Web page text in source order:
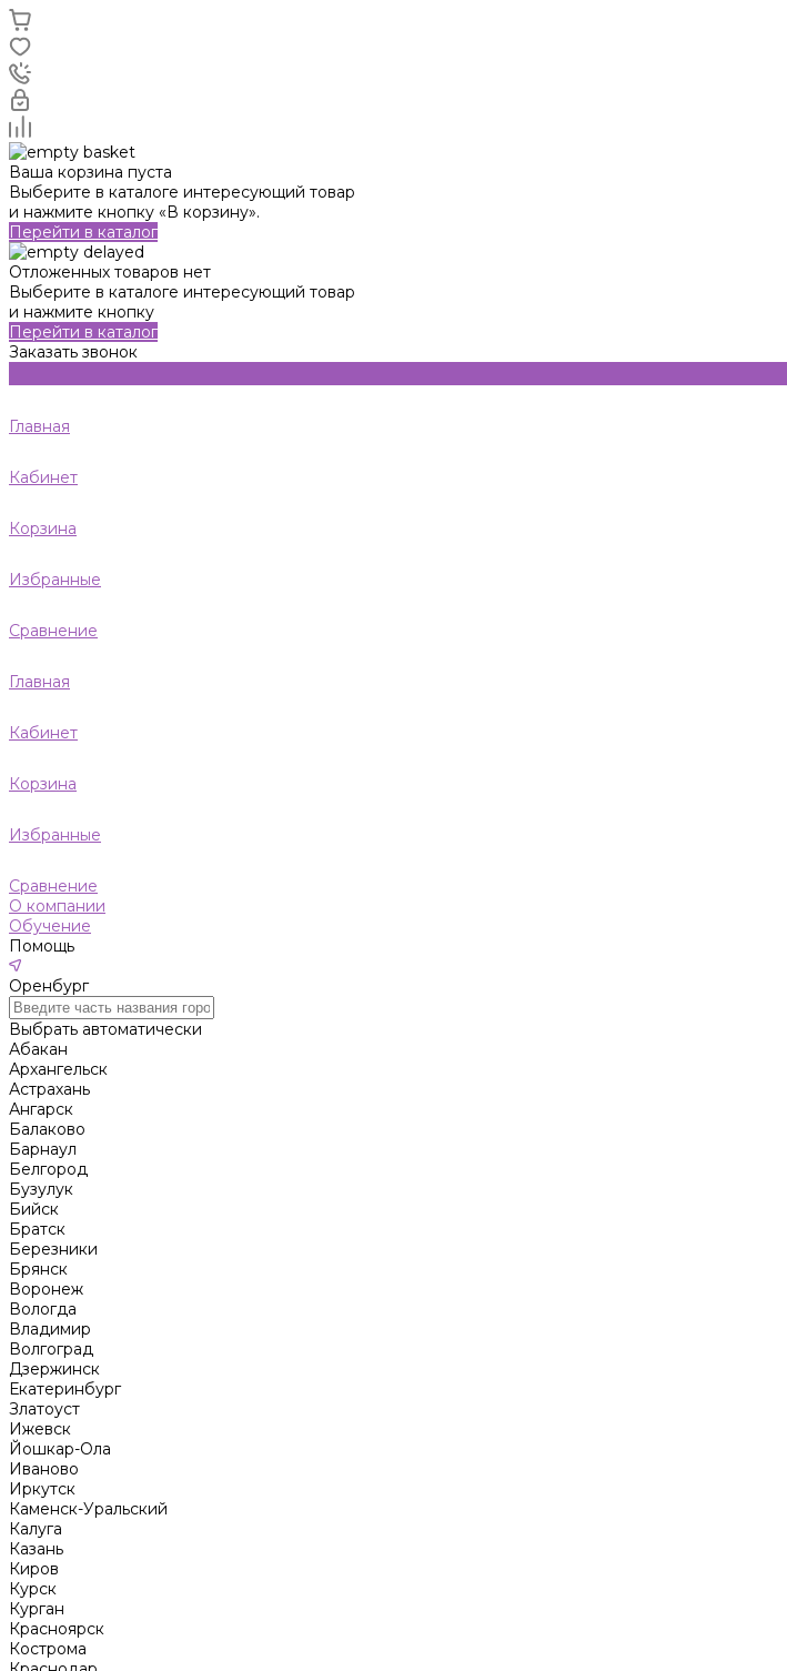
Ваша корзина пуста
Выберите в каталоге интересующий товар
и нажмите кнопку «В корзину».
Перейти в каталог
Отложенных товаров нет
Выберите в каталоге интересующий товар
и нажмите кнопку
Перейти в каталог
Заказать звонок
Главная
Кабинет
Корзина
Избранные
Сравнение
Главная
Кабинет
Корзина
Избранные
Сравнение
О компании
Обучение
Помощь
Оренбург
Выбрать автоматически
Абакан
Архангельск
Астрахань
Ангарск
Балаково
Барнаул
Белгород
Бузулук
Бийск
Братск
Березники
Брянск
Воронеж
Вологда
Владимир
Волгоград
Дзержинск
Екатеринбург
Златоуст
Ижевск
Йошкар-Ола
Иваново
Иркутск
Каменск-Уральский
Калуга
Казань
Киров
Курск
Курган
Красноярск
Кострома